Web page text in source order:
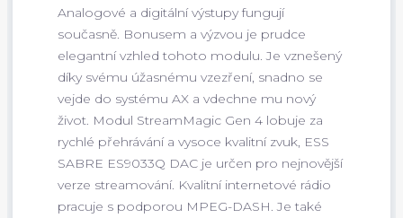
Analogové a digitální výstupy fungují
současně. Bonusem a výzvou je prudce
elegantní vzhled tohoto modulu. Je vznešený
díky svému úžasnému vzezření, snadno se
vejde do systému AX a vdechne mu nový
život. Modul StreamMagic Gen 4 lobuje za
rychlé přehrávání a vysoce kvalitní zvuk, ESS
SABRE ES9033Q DAC je určen pro nejnovější
verze streamování. Kvalitní internetové rádio
pracuje s podporou MPEG-DASH. Je také